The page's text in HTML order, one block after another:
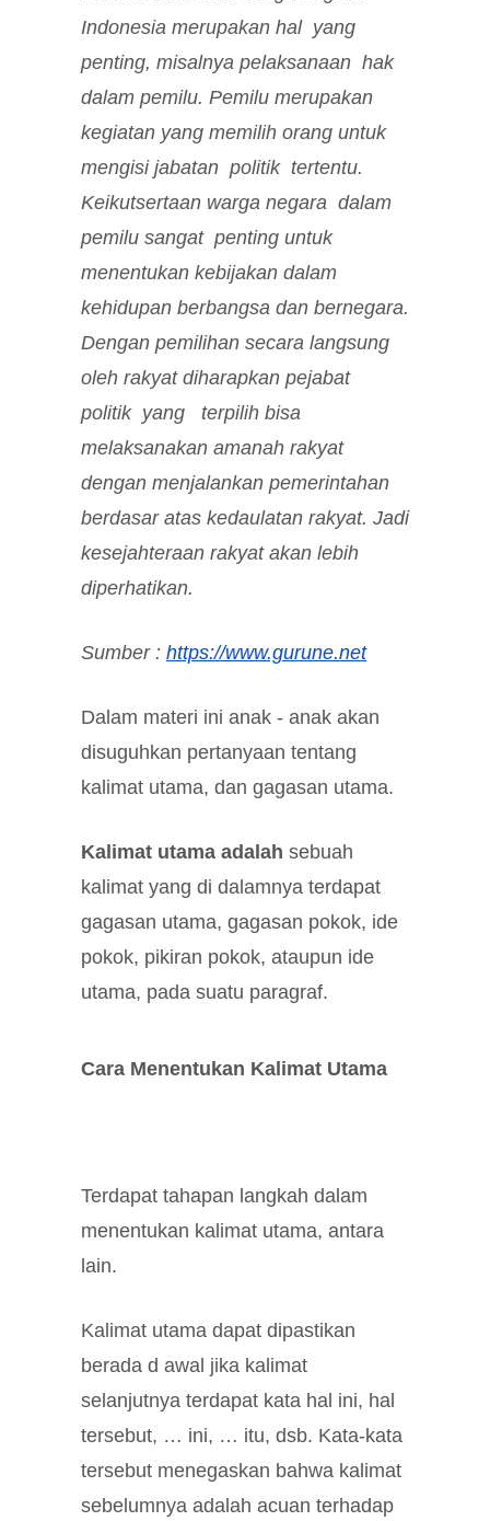
Indonesia merupakan hal yang
penting, misalnya pelaksanaan hak
dalam pemilu. Pemilu merupakan
kegiatan yang memilih orang untuk
mengisi jabatan politik tertentu.
Keikutsertaan warga negara dalam
pemilu sangat penting untuk
menentukan kebijakan dalam
kehidupan berbangsa dan bernegara.
Dengan pemilihan secara langsung
oleh rakyat diharapkan pejabat
politik yang terpilih bisa
melaksanakan amanah rakyat
dengan menjalankan pemerintahan
berdasar atas kedaulatan rakyat. Jadi
kesejahteraan rakyat akan lebih
diperhatikan.
Sumber : https://www.gurune.net
Dalam materi ini anak - anak akan
disuguhkan pertanyaan tentang
kalimat utama, dan gagasan utama.
Kalimat utama adalah sebuah
kalimat yang di dalamnya terdapat
gagasan utama, gagasan pokok, ide
pokok, pikiran pokok, ataupun ide
utama, pada suatu paragraf.
Cara Menentukan Kalimat Utama
Terdapat tahapan langkah dalam
menentukan kalimat utama, antara
lain.
Kalimat utama dapat dipastikan
berada d awal jika kalimat
selanjutnya terdapat kata hal ini, hal
tersebut, … ini, … itu, dsb. Kata-kata
tersebut menegaskan bahwa kalimat
sebelumnya adalah acuan terhadap